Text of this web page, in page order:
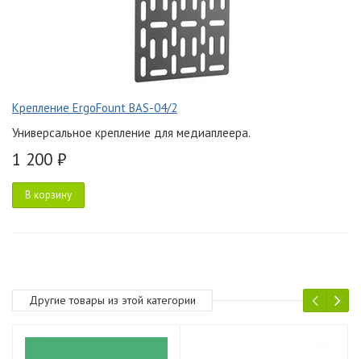
Крепление ErgoFount BAS-04/2
Универсальное крепление для медиаплеера.
1 200 ₽
В корзину
Другие товары из этой категории